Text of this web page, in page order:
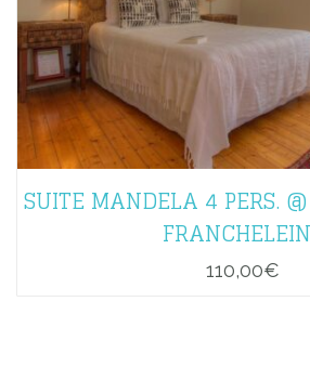
SUITE MANDELA 4 PERS.
110,00€